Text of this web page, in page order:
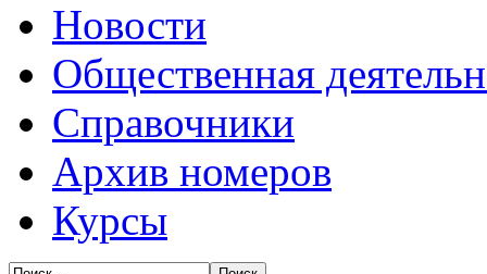
Новости
Общественная
Справочники
Архив номеров
Курсы